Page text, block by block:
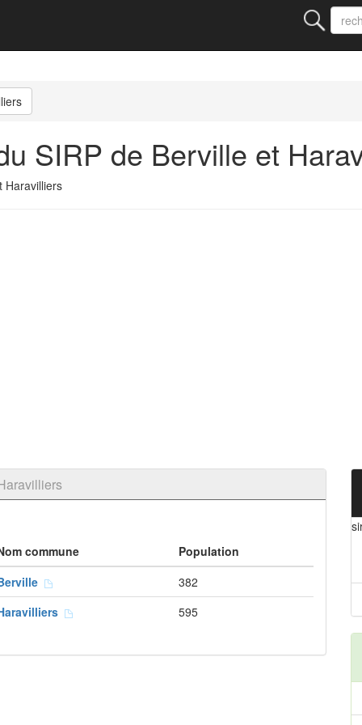
SIRP de Berville et
Haravilliers
commune
Population
382
595